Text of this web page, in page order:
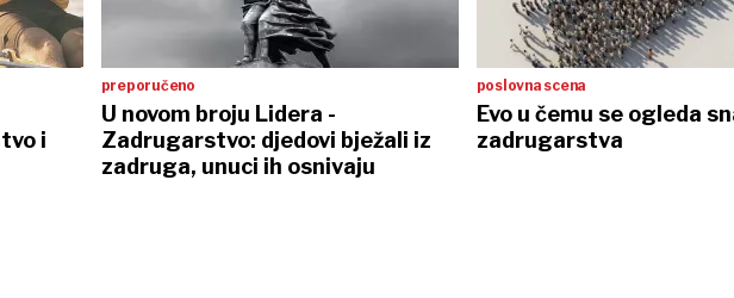
i
preporučeno
U novom broju Lidera -
Zadrugarstvo: djedovi bježali iz
zadruga, unuci ih osnivaju
poslovna scena
Evo u čemu se ogleda
zadrugarstva